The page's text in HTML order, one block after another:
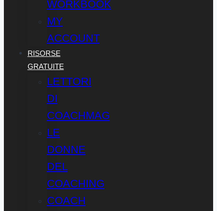
WORKBOOK
MY
ACCOUNT
RISORSE
GRATUITE
LETTORI
DI
COACHMAG
LE
DONNE
DEL
COACHING
COACH